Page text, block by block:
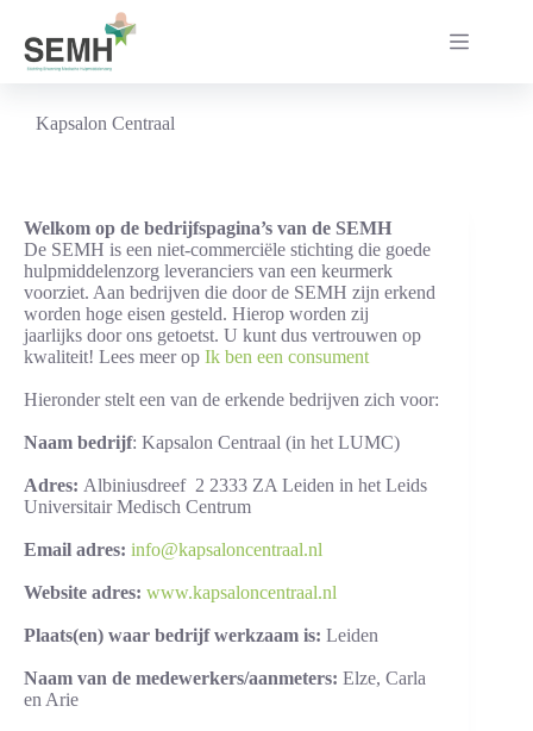
inhoud
Kapsalon Centraal
Welkom op de bedrijfspagina’s van de SEMH
De SEMH is een niet-commerciële stichting die goede
hulpmiddelenzorg leveranciers van een keurmerk
voorziet. Aan bedrijven die door de SEMH zijn erkend
worden hoge eisen gesteld. Hierop worden zij
jaarlijks door ons getoetst. U kunt dus vertrouwen op
kwaliteit! Lees meer op Ik ben een consument
Hieronder stelt een van de erkende bedrijven zich voor:
Naam bedrijf: Kapsalon Centraal (in het LUMC)
Adres: Albiniusdreef 2 2333 ZA Leiden in het Leids
Universitair Medisch Centrum
Email adres: info@kapsaloncentraal.nl
Website adres: www.kapsaloncentraal.nl
Plaats(en) waar bedrijf werkzaam is: Leiden
Naam van de medewerkers/aanmeters: Elze, Carla
en Arie